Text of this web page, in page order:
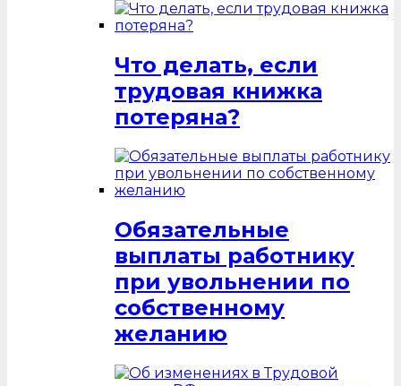
Что делать, если
трудовая книжка
потеряна?
Обязательные
выплаты работнику
при увольнении по
собственному
желанию